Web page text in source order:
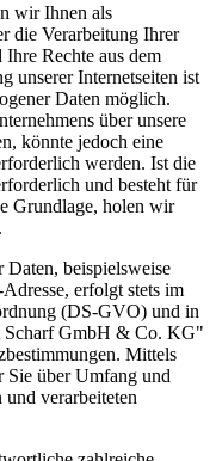
wir Ihnen als
die Verarbeitung Ihrer
Rechte aus dem
unserer Internetseiten ist
Daten möglich.
über unsere
könnte jedoch eine
werden. Ist die
und besteht für
Grundlage, holen wir
Daten, beispielsweise
erfolgt stets im
(DS-GVO) und in
Scharf GmbH & Co. KG"
Mittels
Sie über Umfang und
verarbeiteten